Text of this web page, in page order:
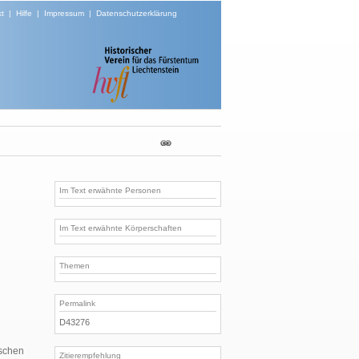
| Hilfe | Impressum| Datenschutzerklärung
Im Text erwähnte Personen
Im Text erwähnte Körperschaften
Themen
Permalink
D43276
Zitierempfehlung